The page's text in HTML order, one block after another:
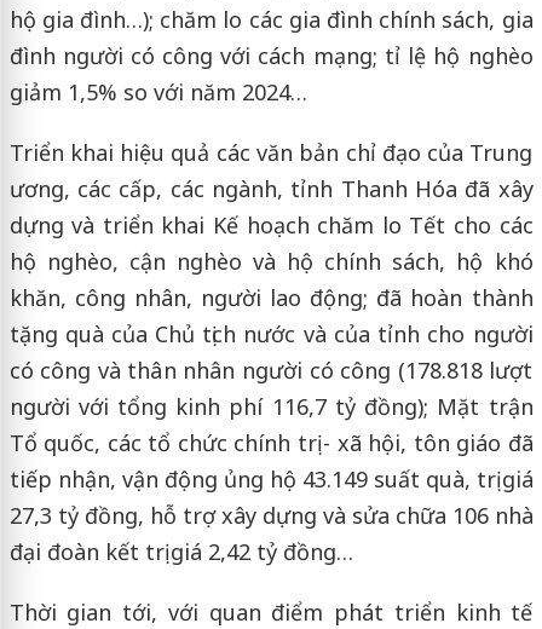
hộ gia đình…); chăm lo các gia đình chính sách, gia
đình người có công với cách mạng; tỉ lệ hộ nghèo
giảm 1,5% so với năm 2024…
Triển khai hiệu quả các văn bản chỉ đạo của Trung
ương, các cấp, các ngành, tỉnh Thanh Hóa đã xây
dựng và triển khai Kế hoạch chăm lo Tết cho các
hộ nghèo, cận nghèo và hộ chính sách, hộ khó
khăn, công nhân, người lao động; đã hoàn thành
tặng quà của Chủ tịch nước và của tỉnh cho người
có công và thân nhân người có công (178.818 lượt
người với tổng kinh phí 116,7 tỷ đồng); Mặt trận
Tổ quốc, các tổ chức chính trị - xã hội, tôn giáo đã
tiếp nhận, vận động ủng hộ 43.149 suất quà, trị giá
27,3 tỷ đồng, hỗ trợ xây dựng và sửa chữa 106 nhà
đại đoàn kết trị giá 2,42 tỷ đồng…
Thời gian tới, với quan điểm phát triển kinh tế